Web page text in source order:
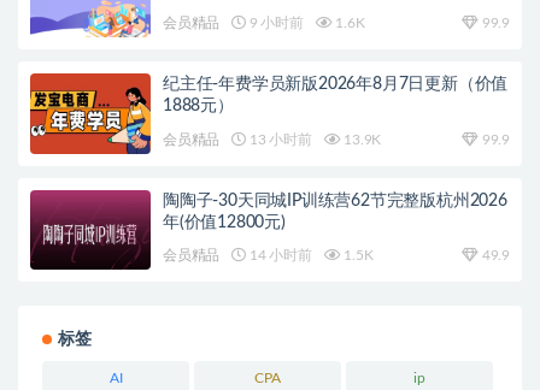
会员精品 9 小时前 1.6K 99.9
纪主任-年费学员新版2026年8月7日更新（价值
1888元）
会员精品 13 小时前 13.9K 99.9
陶陶子-30天同城IP训练营62节完整版杭州2026
年(价值12800元)
会员精品 14 小时前 1.5K 49.9
标签
AI CPA ip